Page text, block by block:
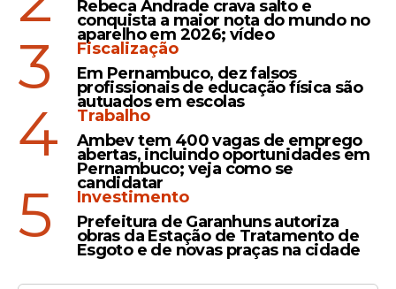
Nos últimos anos, cresceu o interesse
social pela revitalização de trechos desses
rios que ainda resistem à poluição.
Contudo, o custo e a complexidade
logística para abrir avenidas consolidadas
tornam esse processo um desafio
monumental para a engenharia urbana.
De acordo com o urbanista Nabil Bonduki,
o foco atual deve ser na sinalização de
onde os rios passam e na proteção das
nascentes. Conforme a revista Galileu,
exemplos internacionais mostram que a
Rebeca Andrade crava salto e
conquista a maior nota do mundo no
aparelho em 2026; vídeo
3
Fiscalização
Em Pernambuco, dez falsos
profissionais de educação física são
autuados em escolas
4
Trabalho
Ambev tem 400 vagas de emprego
abertas, incluindo oportunidades em
Pernambuco; veja como se
candidatar
5
Investimento
Prefeitura de Garanhuns autoriza
obras da Estação de Tratamento de
Esgoto e de novas praças na cidade